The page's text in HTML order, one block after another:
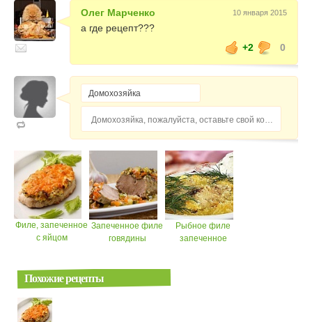
Олег Марченко 10 января 2015
а где рецепт???
+2
0
Домохозяйка, пожалуйста, оставьте свой комментарий...
Филе, запеченное
с яйцом
Запеченное филе
говядины
Рыбное филе
запеченное
Похожие рецепты